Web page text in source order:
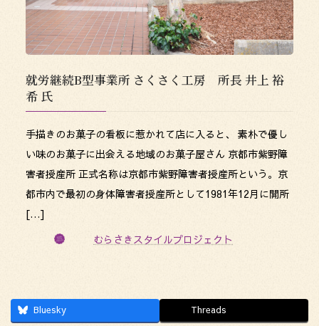
就労継続B型事業所 さくさく工房 所長 井上 裕
希 氏
手描きのお菓子の看板に惹かれて店に入ると、 素朴で優し
い味のお菓子に出会える地域のお菓子屋さん 京都市紫野障
害者授産所 正式名称は京都市紫野障害者授産所という。京
都市内で最初の身体障害者授産所として1981年12月に開所
[…]
むらさきスタイルプロジェクト
Bluesky Threads